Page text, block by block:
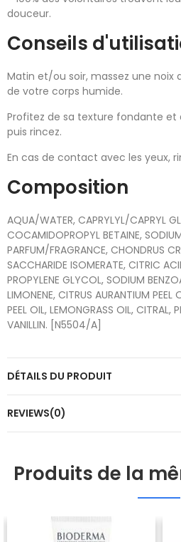
douceur.
Conseils
Matin et/ou soir, massez une noix
de votre corps humide.
Profitez de sa texture fondante et
puis rincez.
En cas de contact avec les yeux,
Composition
AQUA/WATER, CAPRYLYL/CAPRYL
COCAMIDOPROPYL BETAINE,
PARFUM/FRAGRANCE, CHONDRUS
SACCHARIDE ISOMERATE, CITRIC
PROPYLENE GLYCOL, SODIUM
LIMONENE, CITRUS AURANTIUM
PEEL OIL, LEMONGRASS OIL, CITRAL,
VANILLIN. [N5504/A]
DÉTAILS DU PRODUIT
REVIEWS(0)
Produits de la